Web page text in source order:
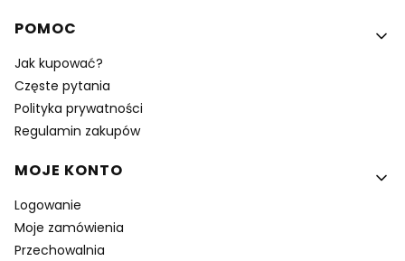
POMOC
Jak kupować?
Częste pytania
Polityka prywatności
Regulamin zakupów
MOJE KONTO
Logowanie
Moje zamówienia
Przechowalnia